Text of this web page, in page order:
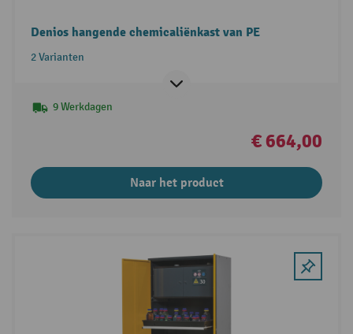
Denios hangende chemicaliënkast van PE
2 Varianten
9 Werkdagen
€ 664,00
Naar het product